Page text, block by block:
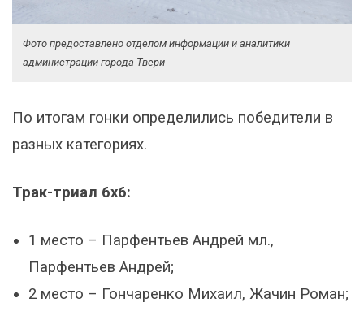
Фото предоставлено отделом информации и аналитики
администрации города Твери
По итогам гонки определились победители в
разных категориях.
Трак-триал 6х6:
1 место – Парфентьев Андрей мл.,
Парфентьев Андрей;
2 место – Гончаренко Михаил, Жачин Роман;